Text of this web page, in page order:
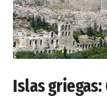
Islas griegas: